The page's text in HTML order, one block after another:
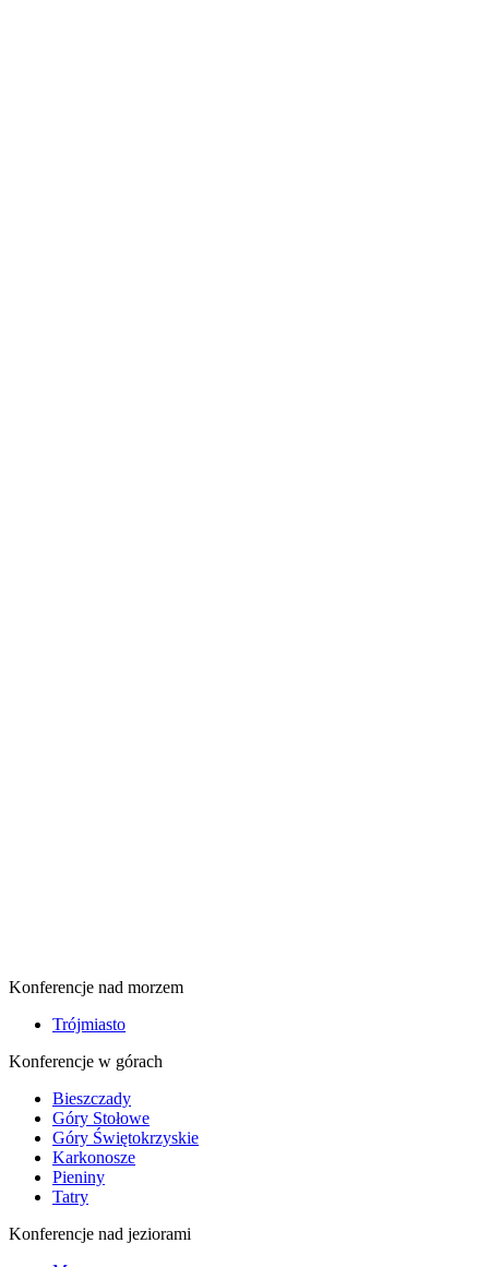
Konferencje nad morzem
Trójmiasto
Konferencje w górach
Bieszczady
Góry Stołowe
Góry Świętokrzyskie
Karkonosze
Pieniny
Tatry
Konferencje nad jeziorami